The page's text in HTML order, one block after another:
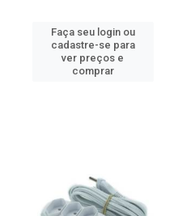
Faça seu login ou
cadastre-se para
ver preços e
comprar